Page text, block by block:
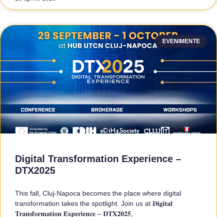
EVENIMENTE
Digital Transformation Experience –
DTX2025
This fall, Cluj-Napoca becomes the place where digital
transformation takes the spotlight. Join us at 𝐃𝐢𝐠𝐢𝐭𝐚𝐥
𝐓𝐫𝐚𝐧𝐬𝐟𝐨𝐫𝐦𝐚𝐭𝐢𝐨𝐧 𝐄𝐱𝐩𝐞𝐫𝐢𝐞𝐧𝐜𝐞 – 𝐃𝐓𝐗𝟐𝟎𝟐𝟓,